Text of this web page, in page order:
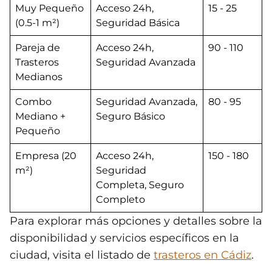
Muy Pequeño
(0.5-1 m²)
Acceso 24h,
Seguridad Básica
15 - 25
Pareja de
Trasteros
Medianos
Acceso 24h,
Seguridad Avanzada
90 - 110
Combo
Mediano +
Pequeño
Seguridad Avanzada,
Seguro Básico
80 - 95
Empresa (20
m²)
Acceso 24h,
Seguridad
Completa, Seguro
Completo
150 - 180
Para explorar más opciones y detalles sobre la
disponibilidad y servicios específicos en la
ciudad, visita el listado de trasteros en Cádiz.